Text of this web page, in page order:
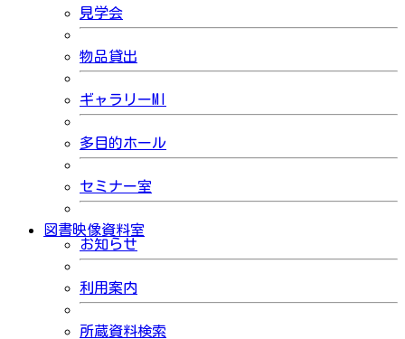
見学会
物品貸出
ギャラリーMI
多目的ホール
セミナー室
図書映像資料室
お知らせ
利用案内
所蔵資料検索